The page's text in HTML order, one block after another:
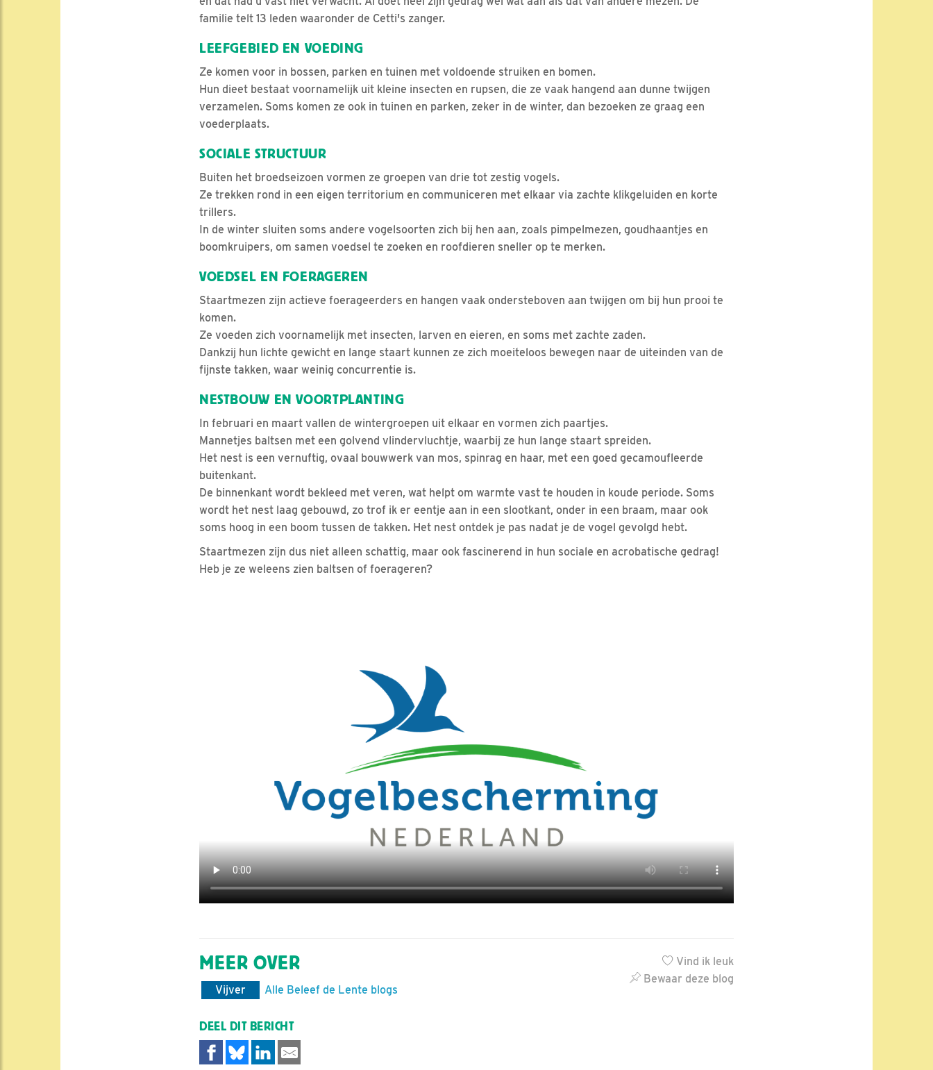
familie telt 13 leden waaronder de Cetti's zanger.
LEEFGEBIED EN VOEDING
Ze komen voor in bossen, parken en tuinen met voldoende struiken en bomen.
Hun dieet bestaat voornamelijk uit kleine insecten en rupsen, die ze vaak hangend aan dunne twijgen
verzamelen. Soms komen ze ook in tuinen en parken, zeker in de winter, dan bezoeken ze graag een
voederplaats.
SOCIALE STRUCTUUR
Buiten het broedseizoen vormen ze groepen van drie tot zestig vogels.
Ze trekken rond in een eigen territorium en communiceren met elkaar via zachte klikgeluiden en korte
trillers.
In de winter sluiten soms andere vogelsoorten zich bij hen aan, zoals pimpelmezen, goudhaantjes en
boomkruipers, om samen voedsel te zoeken en roofdieren sneller op te merken.
VOEDSEL EN FOERAGEREN
Staartmezen zijn actieve foerageerders en hangen vaak ondersteboven aan twijgen om bij hun prooi te
komen.
Ze voeden zich voornamelijk met insecten, larven en eieren, en soms met zachte zaden.
Dankzij hun lichte gewicht en lange staart kunnen ze zich moeiteloos bewegen naar de uiteinden van de
fijnste takken, waar weinig concurrentie is.
NESTBOUW EN VOORTPLANTING
In februari en maart vallen de wintergroepen uit elkaar en vormen zich paartjes.
Mannetjes baltsen met een golvend vlindervluchtje, waarbij ze hun lange staart spreiden.
Het nest is een vernuftig, ovaal bouwwerk van mos, spinrag en haar, met een goed gecamoufleerde
buitenkant.
De binnenkant wordt bekleed met veren, wat helpt om warmte vast te houden in koude periode. Soms
wordt het nest laag gebouwd, zo trof ik er eentje aan in een slootkant, onder in een braam, maar ook
soms hoog in een boom tussen de takken. Het nest ontdek je pas nadat je de vogel gevolgd hebt.
Staartmezen zijn dus niet alleen schattig, maar ook fascinerend in hun sociale en acrobatische gedrag!
Heb je ze weleens zien baltsen of foerageren?
Vind ik leuk
Bewaar deze blog
MEER OVER
Vijver Alle Beleef de Lente blogs
DEEL DIT BERICHT